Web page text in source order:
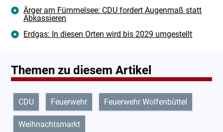
Ärger am Fümmelsee: CDU fordert Augenmaß statt
Abkassieren
Erdgas: In diesen Orten wird bis 2029 umgestellt
Themen zu diesem Artikel
CDU Feuerwehr Feuerwehr Wolfenbüttel
Weihnachtsmarkt